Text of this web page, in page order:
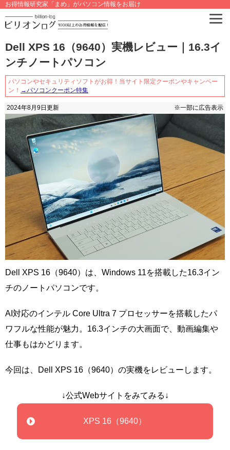
お得情報研究家「まめ」がパソコン情報をお届け
Dell XPS 16（9640）実機レビュー｜16.3イ
ンチノートパソコン
パソコンやセキュリティソフトがお得！当サイト限定クーポンやキャンペー
ン！ →パソコンクーポン特集
2024年8月9日 更新 ※一部に広告表示
Dell XPS 16（9640）は、Windows 11を搭載した16.3イン
チのノートパソコンです。
AI対応のインテル Core Ultra 7 プロセッサーを搭載したパ
ワフルな性能が魅力。16.3インチの大画面で、動画編集や
仕事もはかどります。
今回は、Dell XPS 16（9640）の実機をレビューします。
↓公式Webサイトをみてみる↓
XPS 16（9640）